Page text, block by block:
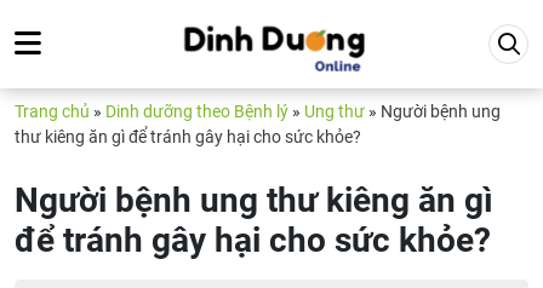
Trang chủ » Dinh dưỡng theo Bệnh lý » Ung thư » Người bệnh ung
thư kiêng ăn gì để tránh gây hại cho sức khỏe?
Người bệnh ung thư kiêng ăn gì
để tránh gây hại cho sức khỏe?